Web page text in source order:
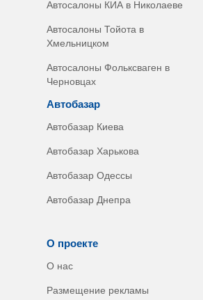
Автосалоны КИА в Николаеве
Автосалоны Тойота в
Хмельницком
Автосалоны Фольксваген в
Черновцах
Автобазар
Автобазар Киева
Автобазар Харькова
Автобазар Одессы
Автобазар Днепра
О проекте
О нас
Размещение рекламы